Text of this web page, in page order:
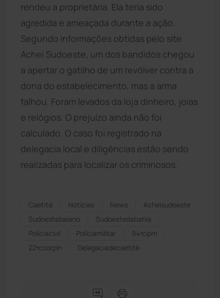
rendeu a proprietária. Ela teria sido
agredida e ameaçada durante a ação.
Segundo informações obtidas pelo site
Achei Sudoeste, um dos bandidos chegou
a apertar o gatilho de um revólver contra a
dona do estabelecimento, mas a arma
falhou. Foram levados da loja dinheiro, joias
e relógios. O prejuízo ainda não foi
calculado. O caso foi registrado na
delegacia local e diligências estão sendo
realizadas para localizar os criminosos.
Caetité Notícias News
Acheisudoeste
Sudoestebaiano
Sudoestedabahia
Políciacivil
Políciamilitar
94ªcipm
22ªcoorpin
Delegaciadecaetité